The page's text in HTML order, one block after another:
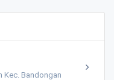
Kec. Bandongan